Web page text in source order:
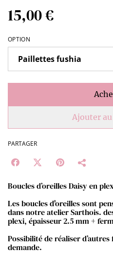
15,00 €
OPTION
Ajouter
PARTAGER
Boucles d’oreilles Daisy en
Les boucles d'oreilles sont
dans notre atelier Sarthois.
plexi, épaisseur 2.5 mm +
Possibilité de réaliser
demande.